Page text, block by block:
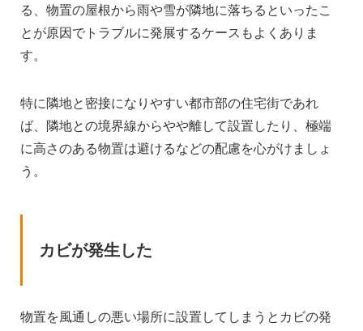
る、物置の屋根から雨や雪が隣地に落ちるといったこ
とが原因でトラブルに発展するケースもよくありま
す。
特に隣地と密接になりやすい都市部の住宅街であれ
ば、隣地との境界線からやや離して設置したり、極端
に高さのある物置は避けるなどの配慮を心がけましょ
う。
カビが発生した
物置を風通しの悪い場所に設置してしまうとカビの発